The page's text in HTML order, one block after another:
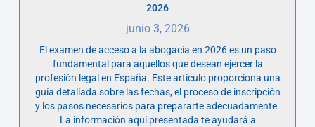
2026
junio 3, 2026
El examen de acceso a la abogacía en 2026 es un paso
fundamental para aquellos que desean ejercer la
profesión legal en España. Este artículo proporciona una
guía detallada sobre las fechas, el proceso de inscripción
y los pasos necesarios para prepararte adecuadamente.
La información aquí presentada te ayudará a